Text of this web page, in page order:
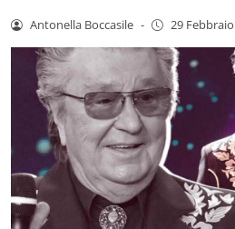
Antonella Boccasile - 29